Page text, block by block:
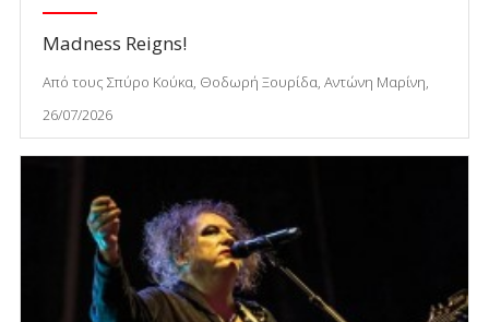
Madness Reigns!
Από τους Σπύρο Κούκα, Θοδωρή Ξουρίδα, Αντώνη Μαρίνη,
26/07/2026